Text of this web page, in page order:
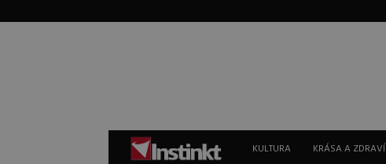
Instinkt
KULTURA KRÁSA A ZDRAVÍ